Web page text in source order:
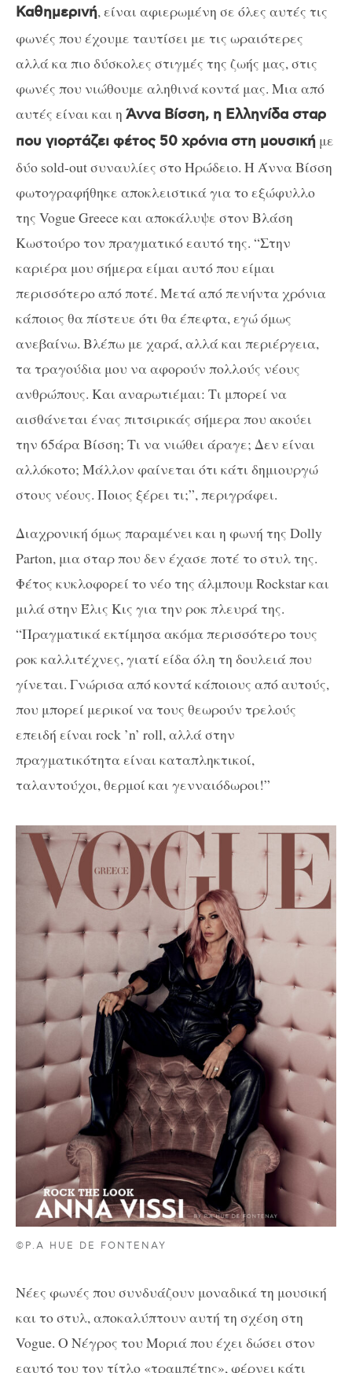
Καθημερινή, είναι αφιερωμένη σε όλες αυτές τις
φωνές που έχουμε ταυτίσει με τις ωραιότερες
αλλά κα πιο δύσκολες στιγμές της ζωής μας, στις
φωνές που νιώθουμε αληθινά κοντά μας. Μια από
αυτές είναι και η Άννα Βίσση, η Ελληνίδα σταρ
που γιορτάζει φέτος 50 χρόνια στη μουσική με
δύο sold-out συναυλίες στο Ηρώδειο. Η Άννα Βίσση
φωτογραφήθηκε αποκλειστικά για το εξώφυλλο
της Vogue Greece και αποκάλυψε στον Βλάση
Κωστούρο τον πραγματικό εαυτό της. “Στην
καριέρα μου σήμερα είμαι αυτό που είμαι
περισσότερο από ποτέ. Μετά από πενήντα χρόνια
κάποιος θα πίστευε ότι θα έπεφτα, εγώ όμως
ανεβαίνω. Βλέπω με χαρά, αλλά και περιέργεια,
τα τραγούδια μου να αφορούν πολλούς νέους
ανθρώπους. Και αναρωτιέμαι: Τι μπορεί να
αισθάνεται ένας πιτσιρικάς σήμερα που ακούει
την 65άρα Βίσση; Τι να νιώθει άραγε; Δεν είναι
αλλόκοτο; Μάλλον φαίνεται ότι κάτι δημιουργώ
στους νέους. Ποιος ξέρει τι;”, περιγράφει.
Διαχρονική όμως παραμένει και η φωνή της Dolly
Parton, μια σταρ που δεν έχασε ποτέ το στυλ της.
Φέτος κυκλοφορεί το νέο της άλμπουμ Rockstar και
μιλά στην Έλις Κις για την ροκ πλευρά της.
“Πραγματικά εκτίμησα ακόμα περισσότερο τους
ροκ καλλιτέχνες, γιατί είδα όλη τη δουλειά που
γίνεται. Γνώρισα από κοντά κάποιους από αυτούς,
που μπορεί μερικοί να τους θεωρούν τρελούς
επειδή είναι rock ’n’ roll, αλλά στην
πραγματικότητα είναι καταπληκτικοί,
ταλαντούχοι, θερμοί και γενναιόδωροι!”
©P.A HUE DE FONTENAY
Νέες φωνές που συνδυάζουν μοναδικά τη μουσική
και το στυλ, αποκαλύπτουν αυτή τη σχέση στη
Vogue. Ο Νέγρος του Μοριά που έχει δώσει στον
εαυτό του τον τίτλο «τραμπέτης», φέρνει κάτι